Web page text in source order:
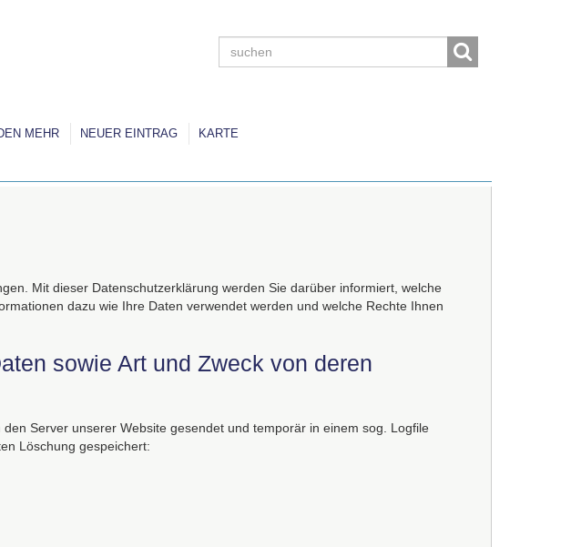
MEHR NEUER EINTRAG KARTE
Mit dieser Datenschutzerklärung werden Sie darüber informiert, welche
dazu wie Ihre Daten verwendet werden und welche Rechte Ihnen
sowie Art und Zweck von deren
Server unserer Website gesendet und temporär in einem sog. Logfile
Löschung gespeichert: